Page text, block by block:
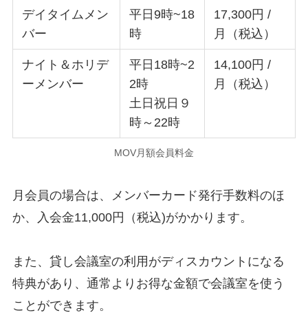
デイタイムメン
バー
平日9時~18
時
17,300円 /
月（税込）
ナイト＆ホリデ
ーメンバー
平日18時~2
2時
土日祝日９
時～22時
14,100円 /
月（税込）
MOV月額会員料金
月会員の場合は、メンバーカード発行手数料のほ
か、入会金11,000円（税込)がかかります。
また、貸し会議室の利用がディスカウントになる
特典があり、通常よりお得な金額で会議室を使う
ことができます。